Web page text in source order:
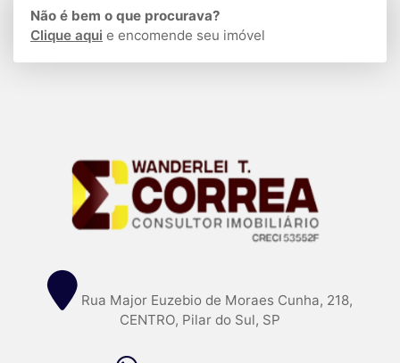
Não é bem o que procurava?
Clique aqui e encomende seu imóvel
Rua Major Euzebio de Moraes Cunha, 218,
CENTRO, Pilar do Sul, SP